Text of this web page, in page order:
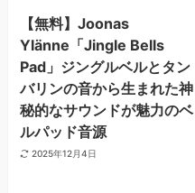
【無料】Joonas
Ylänne「Jingle Bells
Pad」ジングルベルとタン
バリンの音から生まれた神
秘的なサウンドが魅力のベ
ルパッド音源
2025年12月4日